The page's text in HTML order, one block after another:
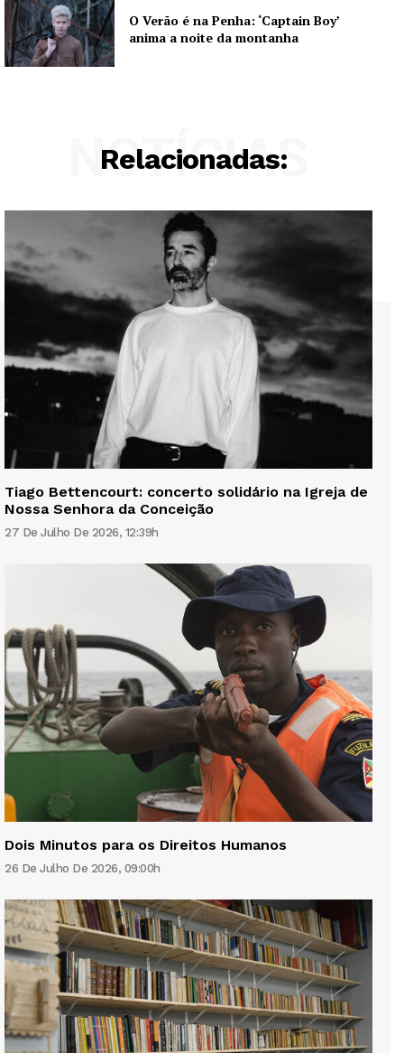
O Verão é na Penha: ‘Captain Boy’
anima a noite da montanha
Relacionadas:
NOTÍCIAS
Tiago Bettencourt: concerto solidário na Igreja de
Nossa Senhora da Conceição
27 De Julho De 2026, 12:39h
Dois Minutos para os Direitos Humanos
26 De Julho De 2026, 09:00h